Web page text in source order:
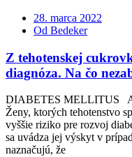
28. marca 2022
Od Bedeker
Z tehotenskej
diagnóza. Na čo
DIABETES MELLITUS
Ženy, ktorých tehotenstvo
vyššie riziko pre rozvoj
sa uvádza jej výskyt v
naznačujú, že